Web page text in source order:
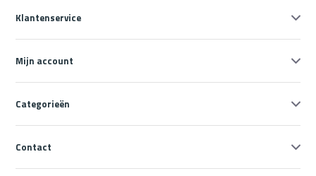
Klantenservice
Mijn account
Categorieën
Contact